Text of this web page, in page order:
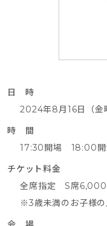
日 時
2024年8月16日（金
時 間
17:30開場 18:00開
チケット料金
全席指定 S席
※3歳未満のお子様の